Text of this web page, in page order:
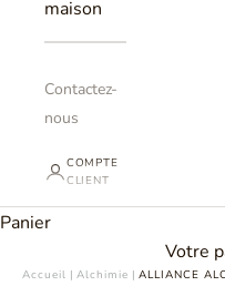
maison
Contactez-
nous
COMPTE
CLIENT
Panier
Votre
Accueil | Alchimie | ALLIANCE